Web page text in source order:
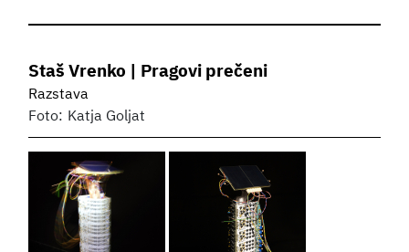
Staš Vrenko | Pragovi prečeni
Razstava
Foto: Katja Goljat